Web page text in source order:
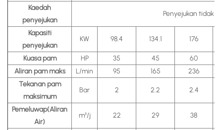
Kaedah
penyejukan
Penyejukan tidak
Kapasiti
penyejukan
KW 98.4 134.1 176
Kuasa pam HP 35 45
60
Aliran pam maks
L/min 95 165
236
Tekanan pam
maksimum
Bar 2 2.2 2.4
Pemeluwap(Aliran
Air)
m³/j 22 29 38